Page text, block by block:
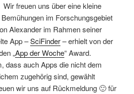
Wir freuen uns über eine kleine
im Forschungsgebiet
Alexander im Rahmen seiner
App –SciFinder– erhielt von der
„App der Woche“ Award.
dass auch Apps die nicht dem
zugehörig sind, gewählt
wir uns auf Rückmeldung 🙂 für